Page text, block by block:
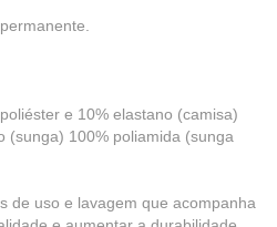
e 10% elastano (camisa)
(sunga) 100% poliamida (sunga
de uso e lavagem que acompanha